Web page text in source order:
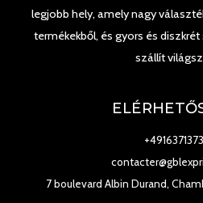
legjobb hely, amely nagy
termékekből, és gyors és
szállít
7 boulevard Albin Durand,